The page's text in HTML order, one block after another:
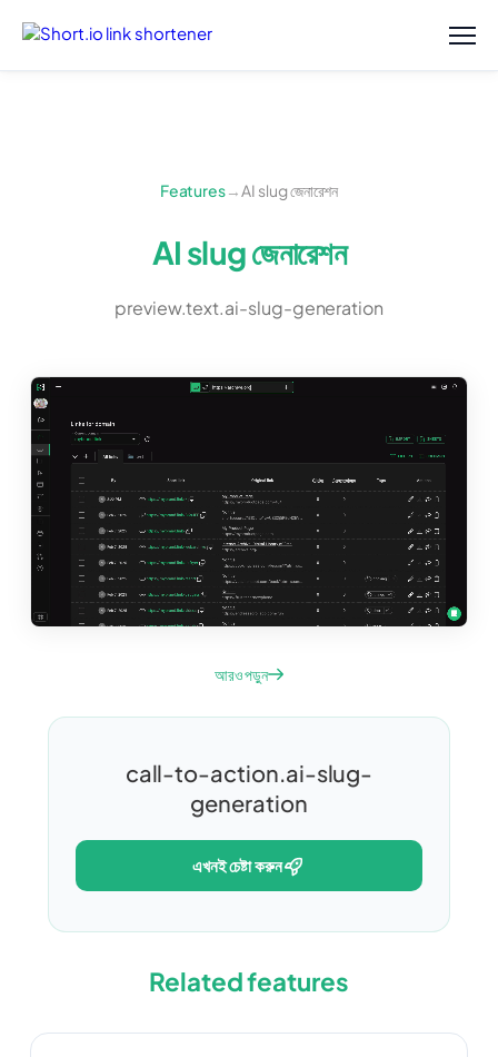
Features→ AI slug জেনারেশন
AI slug জেনারেশন
preview.text.ai-slug-generation
আরও পড়ুন
call-to-action.ai-slug-
generation
এখনই চেষ্টা করুন
Related features